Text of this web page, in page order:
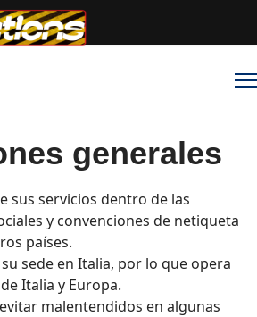
generales
sus servicios dentro de las
y convenciones de netiqueta
países.
sede en Italia, por lo que opera
Italia y Europa.
malentendidos en algunas